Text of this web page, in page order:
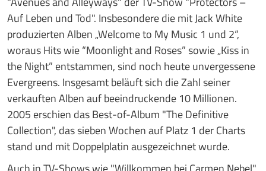
Auf Leben und Tod". Insbesondere die mit Jack White
produzierten Alben „Welcome to My Music 1 und 2“,
woraus Hits wie “Moonlight and Roses” sowie „Kiss in
the Night” entstammen, sind noch heute unvergessene
Evergreens. Insgesamt beläuft sich die Zahl seiner
verkauften Alben auf beeindruckende 10 Millionen.
2005 erschien das Best-of-Album "The Definitive
Collection", das sieben Wochen auf Platz 1 der Charts
stand und mit Doppelplatin ausgezeichnet wurde.